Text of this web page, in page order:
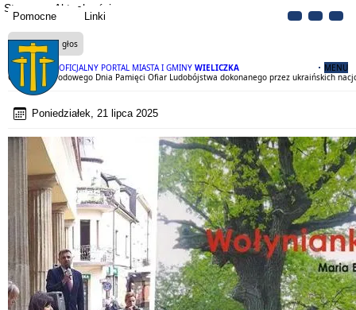
Pomocne Linki
OFICJALNY PORTAL MIASTA I GMINY WIELICZKA MENU
Strona Aktualności
Czytaj na głos
Obchody Narodowego Dnia Pamięci Ofiar Ludobójstwa dokonanego przez ukraińskich
Poniedziałek, 21 lipca 2025